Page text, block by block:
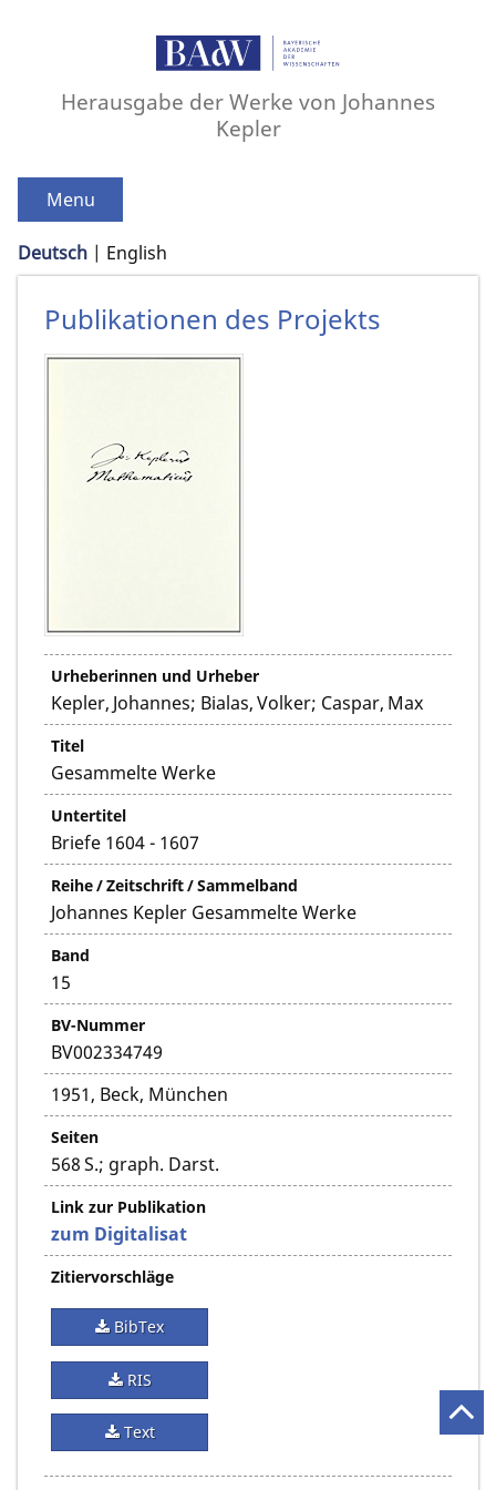
Herausgabe der Werke von Johannes
Kepler
Menu
Deutsch English
Publikationen des Projekts
Urheberinnen und Urheber
Kepler, Johannes; Bialas, Volker; Caspar, Max
Titel
Gesammelte Werke
Untertitel
Briefe 1604 - 1607
Reihe / Zeitschrift / Sammelband
Johannes Kepler Gesammelte Werke
Band
15
BV-Nummer
BV002334749
1951, Beck, München
Seiten
568 S.; graph. Darst.
Link zur Publikation
zum Digitalisat
Zitiervorschläge
BibTex
RIS
Text